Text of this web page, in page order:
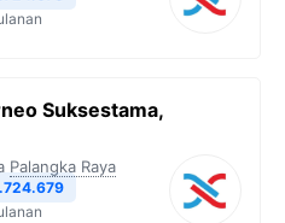
Suksestama,
Palangka Raya